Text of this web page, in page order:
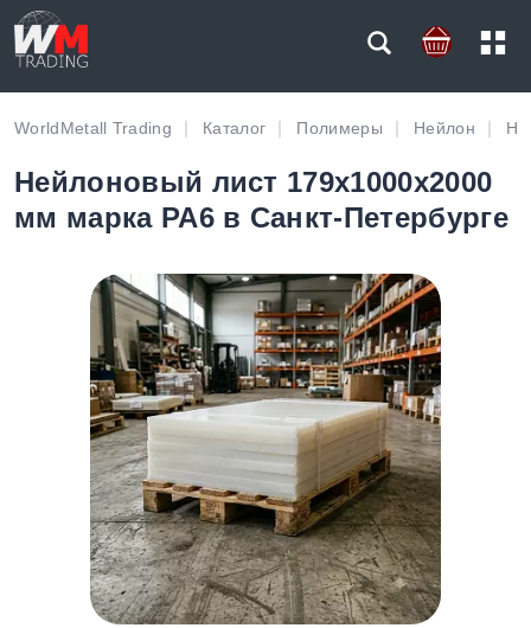
WorldMetall Trading Каталог Полимеры Нейлон
Нейлоновый лист 179х1000х2000
мм марка PA6 в Санкт-Петербурге